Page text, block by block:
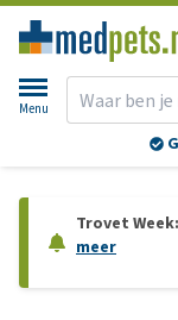
Menu
Trovet
meer